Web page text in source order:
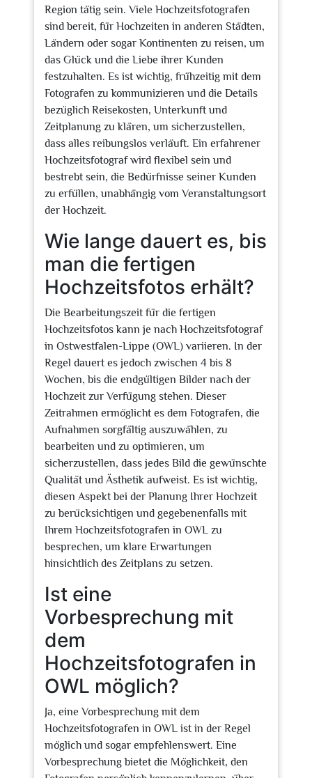
Region tätig sein. Viele Hochzeitsfotografen
sind bereit, für Hochzeiten in anderen Städten,
Ländern oder sogar Kontinenten zu reisen, um
das Glück und die Liebe ihrer Kunden
festzuhalten. Es ist wichtig, frühzeitig mit dem
Fotografen zu kommunizieren und die Details
bezüglich Reisekosten, Unterkunft und
Zeitplanung zu klären, um sicherzustellen,
dass alles reibungslos verläuft. Ein erfahrener
Hochzeitsfotograf wird flexibel sein und
bestrebt sein, die Bedürfnisse seiner Kunden
zu erfüllen, unabhängig vom Veranstaltungsort
der Hochzeit.
Wie lange dauert es, bis
man die fertigen
Hochzeitsfotos erhält?
Die Bearbeitungszeit für die fertigen
Hochzeitsfotos kann je nach Hochzeitsfotograf
in Ostwestfalen-Lippe (OWL) variieren. In der
Regel dauert es jedoch zwischen 4 bis 8
Wochen, bis die endgültigen Bilder nach der
Hochzeit zur Verfügung stehen. Dieser
Zeitrahmen ermöglicht es dem Fotografen, die
Aufnahmen sorgfältig auszuwählen, zu
bearbeiten und zu optimieren, um
sicherzustellen, dass jedes Bild die gewünschte
Qualität und Ästhetik aufweist. Es ist wichtig,
diesen Aspekt bei der Planung Ihrer Hochzeit
zu berücksichtigen und gegebenenfalls mit
Ihrem Hochzeitsfotografen in OWL zu
besprechen, um klare Erwartungen
hinsichtlich des Zeitplans zu setzen.
Ist eine
Vorbesprechung mit
dem
Hochzeitsfotografen in
OWL möglich?
Ja, eine Vorbesprechung mit dem
Hochzeitsfotografen in OWL ist in der Regel
möglich und sogar empfehlenswert. Eine
Vorbesprechung bietet die Möglichkeit, den